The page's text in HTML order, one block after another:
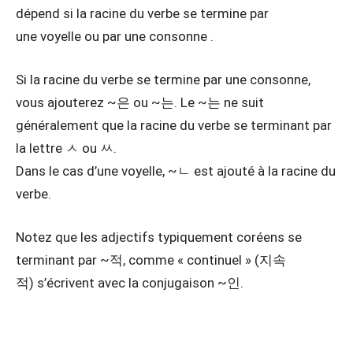
dépend si la racine du verbe se termine par
une voyelle ou par une consonne .
Si la racine du verbe se termine par une consonne,
vous ajouterez ~은 ou ~는. Le ~는 ne suit
généralement que la racine du verbe se terminant par
la lettre ㅅ ou ㅆ.
Dans le cas d’une voyelle, ~ㄴ est ajouté à la racine du
verbe.
Notez que les adjectifs typiquement coréens se
terminant par ~적, comme « continuel » (지속
적) s’écrivent avec la conjugaison ~인.